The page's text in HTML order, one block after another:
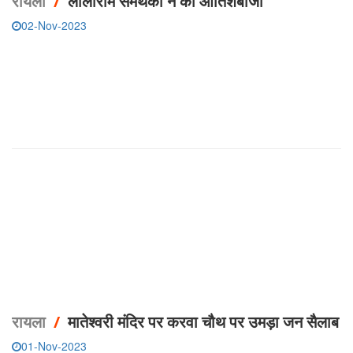
02-Nov-2023
रायला/मातेश्वरी मंदिर पर करवा चौथ पर उमड़ा जन सैलाब
01-Nov-2023